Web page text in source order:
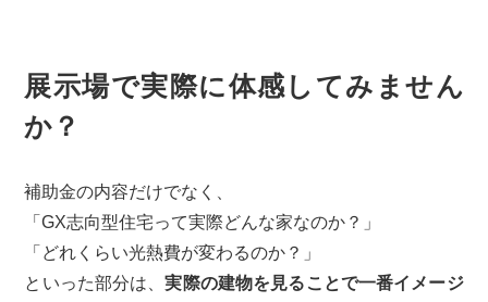
展示場で実際に体感してみません
か？
補助金の内容だけでなく、
「GX志向型住宅って実際どんな家なのか？」
「どれくらい光熱費が変わるのか？」
といった部分は、実際の建物を見ることで一番イメージ